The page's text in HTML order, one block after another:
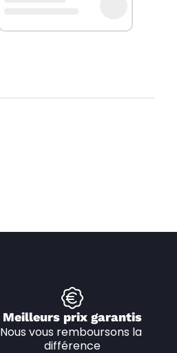
Meilleurs prix garantis
Nous vous remboursons la
différence